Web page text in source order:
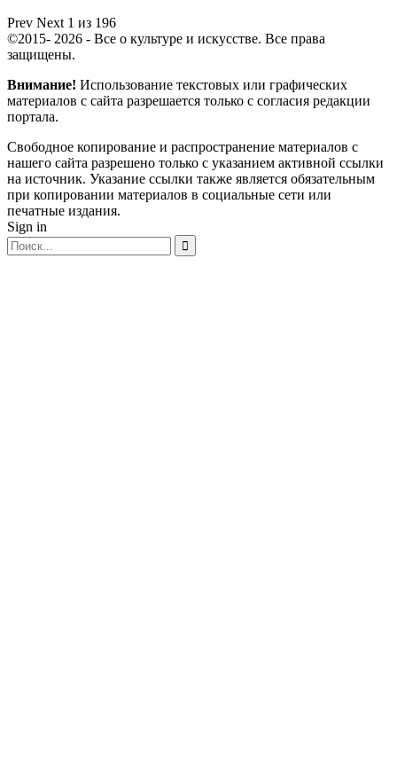
Prev Next 1 из 196
©2015- 2026 - Все о культуре и искусстве. Все права
защищены.
Внимание! Использование текстовых или графических
материалов с сайта разрешается только c согласия редакции
портала.
Свободное копирование и распространение материалов с
нашего сайта разрешено только с указанием активной ссылки
на источник. Указание ссылки также является обязательным
при копировании материалов в социальные сети или
печатные издания.
Sign in